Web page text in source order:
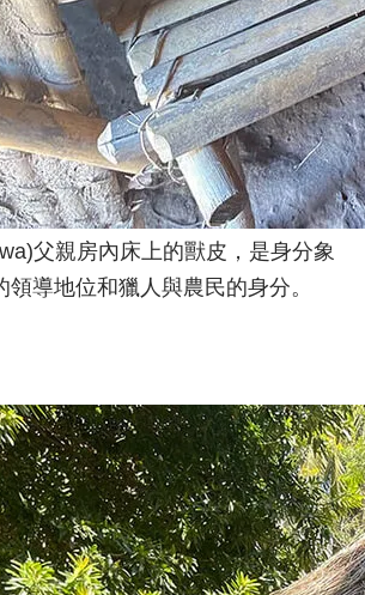
父親房內床上的獸皮，是身分象
導地位和獵人與農民的身分。